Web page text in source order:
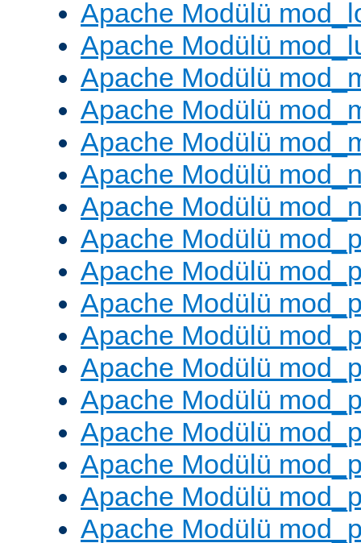
Apache Modülü
Apache Modülü
Apache Modülü
Apache Modülü
Apache Modülü
Apache Modülü
Apache Modülü
Apache Modülü
Apache Modülü
Apache Modülü
Apache Modülü
Apache Modülü
Apache Modülü
Apache Modülü
Apache Modülü
Apache Modülü
Apache Modülü